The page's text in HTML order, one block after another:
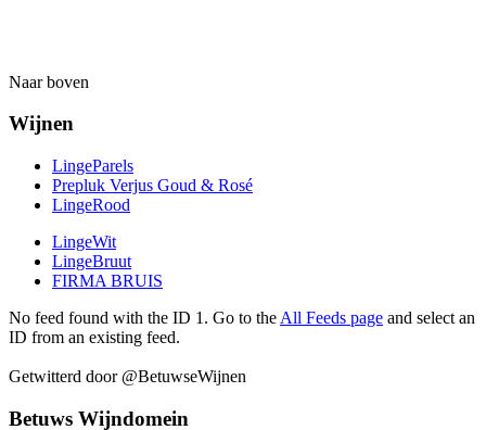
Naar boven
Wijnen
LingeParels
Prepluk Verjus Goud & Rosé
LingeRood
LingeWit
LingeBruut
FIRMA BRUIS
No feed found with the ID 1. Go to the All Feeds page and select an
ID from an existing feed.
Getwitterd door @BetuwseWijnen
Betuws Wijndomein